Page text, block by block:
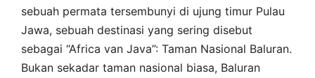
sebuah permata tersembunyi di ujung timur Pulau
Jawa, sebuah destinasi yang sering disebut
sebagai “Africa van Java”: Taman Nasional Baluran.
Bukan sekadar taman nasional biasa, Baluran